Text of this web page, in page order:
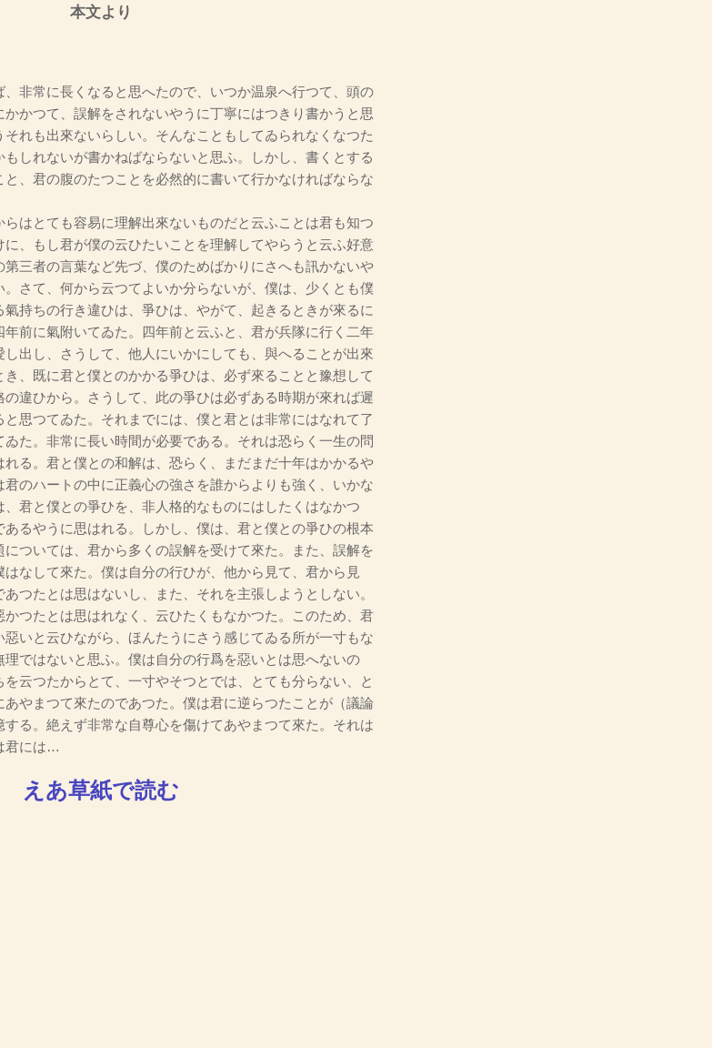
本文より
、非常に長くなると思へたので、いつか温泉へ行つて、頭の
かつて、誤解をされないやうに丁寧にはつきり書かうと思
れも出來ないらしい。そんなこともしてゐられなくなつた
しれないが書かねばならないと思ふ。しかし、書くとする
、君の腹のたつことを必然的に書いて行かなければならな
はとても容易に理解出來ないものだと云ふことは君も知つ
、もし君が僕の云ひたいことを理解してやらうと云ふ好意
三者の言葉など先づ、僕のためばかりにさへも訊かないや
。さて、何から云つてよいか分らないが、僕は、少くとも僕
持ちの行き違ひは、爭ひは、やがて、起きるときが來るに
前に氣附いてゐた。四年前と云ふと、君が兵隊に行く二年
出し、さうして、他人にいかにしても、與へることが出來
、既に君と僕とのかかる爭ひは、必ず來ることと豫想して
違ひから。さうして、此の爭ひは必ずある時期が來れば遲
思つてゐた。それまでには、僕と君とは非常にはなれて了
た。非常に長い時間が必要である。それは恐らく一生の問
る。君と僕との和解は、恐らく、まだまだ十年はかかるや
君のハートの中に正義心の強さを誰からよりも強く、いかな
君と僕との爭ひを、非人格的なものにはしたくはなかつ
るやうに思はれる。しかし、僕は、君と僕との爭ひの根本
ついては、君から多くの誤解を受けて來た。また、誤解を
なして來た。僕は自分の行ひが、他から見て、君から見
つたとは思はないし、また、それを主張しようとしない。
つたとは思はれなく、云ひたくもなかつた。このため、君
いと云ひながら、ほんたうにさう感じてゐる所が一寸もな
ではないと思ふ。僕は自分の行爲を惡いとは思へないの
云つたからとて、一寸やそつとでは、とても分らない、と
やまつて來たのであつた。僕は君に逆らつたことが（議論
る。絶えず非常な自尊心を傷けてあやまつて來た。それは
君には…
えあ草紙で読む